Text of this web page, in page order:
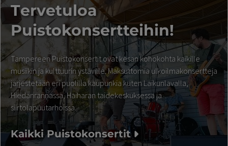
Tervetuloa
Puistokonsertteihin!
Tampereen Puistokonsertit ovat kesän kohokohta kaikille
musiikin ja kulttuurin ystäville. Maksuttomia ulkoilmakonsertteja
järjestetään eri puolilla kaupunkia kuten Laikunlavalla,
Hiedanrannassa, Haiharan taidekeskuksessa ja
siirtolapuutarhoissa.
Kaikki Puistokonsertit